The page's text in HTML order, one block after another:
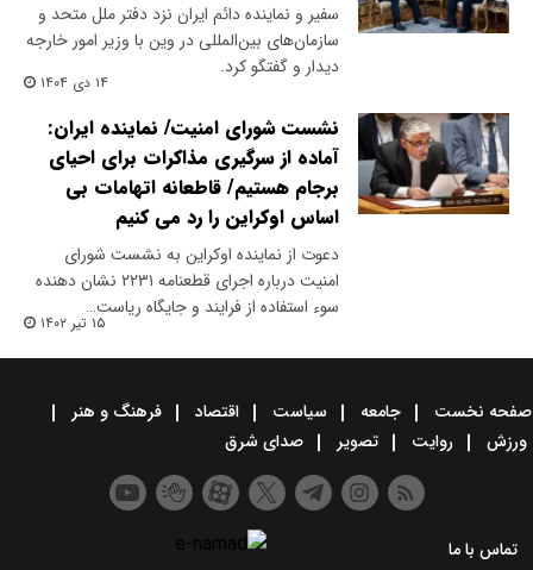
سفیر و نماینده دائم ایران نزد دفتر ملل متحد و
سازمان‌های بین‌المللی در وین با وزیر امور خارجه
دیدار و گفتگو کرد.
۱۴ دی ۱۴۰۴
نشست شورای امنیت/ نماینده ایران:
آماده از سرگیری مذاکرات برای احیای
برجام هستیم/ قاطعانه اتهامات بی
اساس اوکراین را رد می کنیم
دعوت از نماینده اوکراین به نشست شورای
امنیت درباره اجرای قطعنامه ۲۲۳۱ نشان دهنده
سوء استفاده از فرایند و جایگاه ریاست…
۱۵ تیر ۱۴۰۲
صفحه نخست جامعه سیاست اقتصاد
فرهنگ و هنر
ورزش
روایت تصویر صدای شرق
تماس با ما